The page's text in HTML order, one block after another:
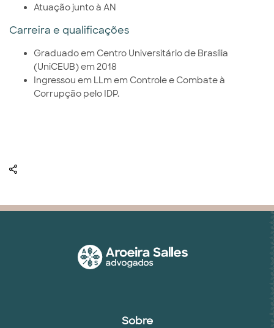
Atuação junto à AN
Carreira e qualificações
Graduado em Centro Universitário de Brasília
(UniCEUB) em 2018
Ingressou em LLm em Controle e Combate à
Corrupção pelo IDP.
Sobre